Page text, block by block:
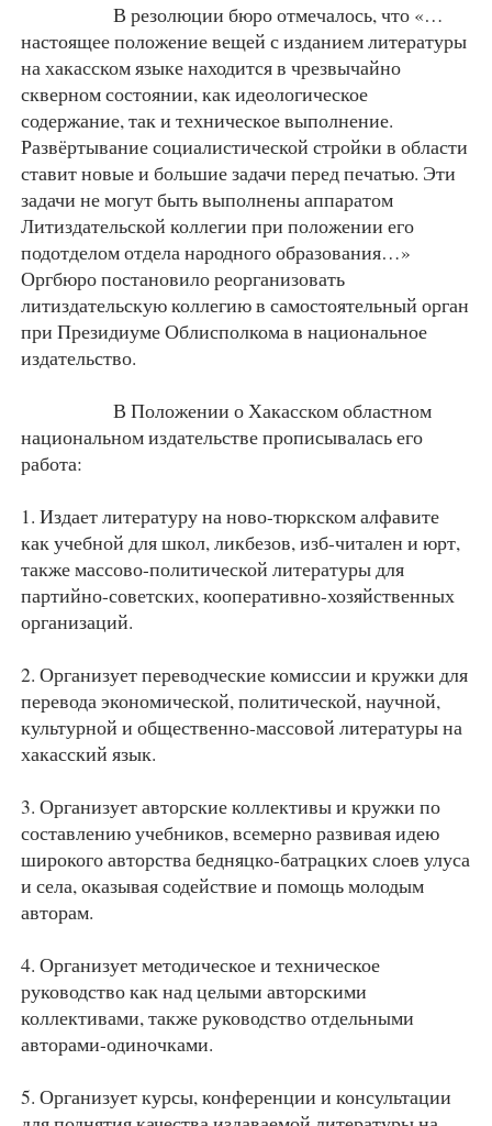
В резолюции бюро отмечалось, что «…
настоящее положение вещей с изданием литературы
на хакасском языке находится в чрезвычайно
скверном состоянии, как идеологическое
содержание, так и техническое выполнение.
Развёртывание социалистической стройки в области
ставит новые и большие задачи перед печатью. Эти
задачи не могут быть выполнены аппаратом
Литиздательской коллегии при положении его
подотделом отдела народного образования…»
Оргбюро постановило реорганизовать
литиздательскую коллегию в самостоятельный орган
при Президиуме Облисполкома в национальное
издательство.
В Положении о Хакасском областном
национальном издательстве прописывалась его
работа:
1. Издает литературу на ново-тюркском алфавите
как учебной для школ, ликбезов, изб-читален и юрт,
также массово-политической литературы для
партийно-советских, кооперативно-хозяйственных
организаций.
2. Организует переводческие комиссии и кружки для
перевода экономической, политической, научной,
культурной и общественно-массовой литературы на
хакасский язык.
3. Организует авторские коллективы и кружки по
составлению учебников, всемерно развивая идею
широкого авторства бедняцко-батрацких слоев улуса
и села, оказывая содействие и помощь молодым
авторам.
4. Организует методическое и техническое
руководство как над целыми авторскими
коллективами, также руководство отдельными
авторами-одиночками.
5. Организует курсы, конференции и консультации